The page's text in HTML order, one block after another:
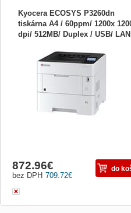
Kyocera ECOSYS P3260dn
tiskárna A4 / 60ppm/ 1200x
dpi/ 512MB/ Duplex / USB/ LAN
tiskárny naší nové řady ECOSYS má
vysokorychlostní tisk až 60 stránek za
minutu, dobu tisku první stránky za 4,5
listů. Můžete tak tisknout více a pracovat
709.72€
bez DPH
872.96€ do